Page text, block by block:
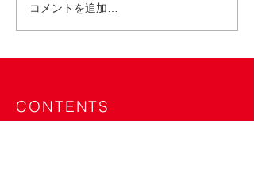
東武百貨店 池袋店 POP
UP SHOP 7/9〜15
コメントを追加…
CONTENTS